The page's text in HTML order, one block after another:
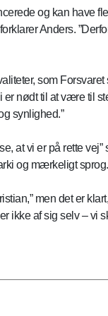
og kan have
Anders.
som Forsvaret
nødt til at være til
synlighed.”
at vi er på rette
og mærkeligt
men det er
ikke af sig selv –